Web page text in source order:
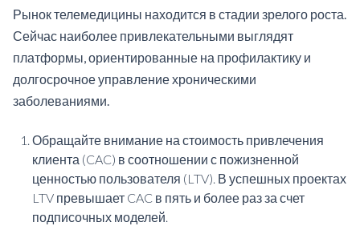
Рынок телемедицины находится в стадии зрелого роста.
Сейчас наиболее привлекательными выглядят
платформы, ориентированные на профилактику и
долгосрочное управление хроническими
заболеваниями.
Обращайте внимание на стоимость привлечения
клиента (CAC) в соотношении с пожизненной
ценностью пользователя (LTV). В успешных проектах
LTV превышает CAC в пять и более раз за счет
подписочных моделей.